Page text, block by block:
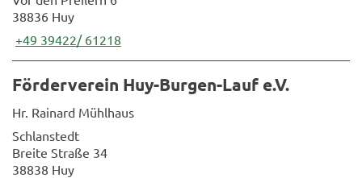
38836 Huy
+49 39422/ 61218
Förderverein Huy-Burgen-Lauf e.V.
Hr. Rainard Mühlhaus
Schlanstedt
Breite Straße 34
38838 Huy